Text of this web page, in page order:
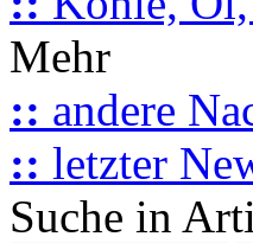
Mehr
:: andere
:: letzter
Suche in